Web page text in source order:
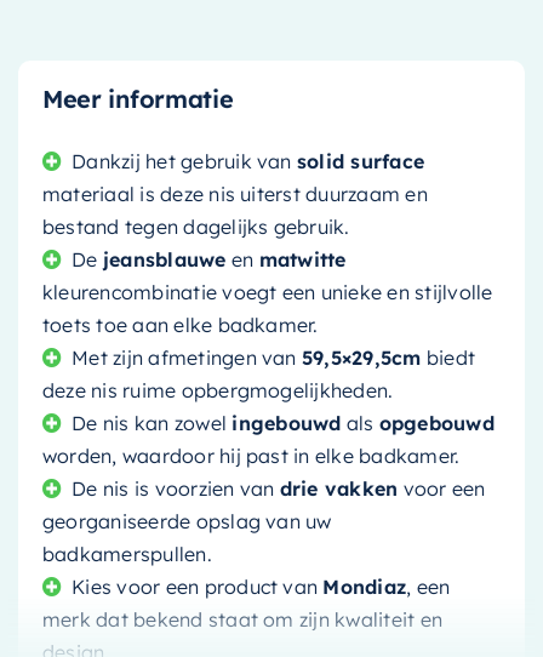
Meer informatie
Dankzij het gebruik van solid surface
materiaal is deze nis uiterst duurzaam en
bestand tegen dagelijks gebruik.
De jeansblauwe en matwitte
kleurencombinatie voegt een unieke en stijlvolle
toets toe aan elke badkamer.
Met zijn afmetingen van 59,5×29,5cm biedt
deze nis ruime opbergmogelijkheden.
De nis kan zowel ingebouwd als opgebouwd
worden, waardoor hij past in elke badkamer.
De nis is voorzien van drie vakken voor een
georganiseerde opslag van uw
badkamerspullen.
Kies voor een product van Mondiaz, een
merk dat bekend staat om zijn kwaliteit en
design.